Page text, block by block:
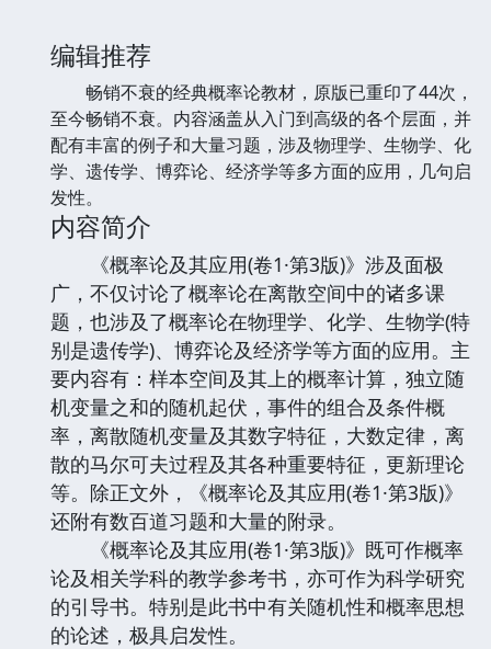
编辑推荐
畅销不衰的经典概率论教材，原版已重印了44次，
至今畅销不衰。内容涵盖从入门到高级的各个层面，并
配有丰富的例子和大量习题，涉及物理学、生物学、化
学、遗传学、博弈论、经济学等多方面的应用，几句启
发性。
内容简介
《概率论及其应用(卷1·第3版)》涉及面极
广，不仅讨论了概率论在离散空间中的诸多课
题，也涉及了概率论在物理学、化学、生物学(特
别是遗传学)、博弈论及经济学等方面的应用。主
要内容有：样本空间及其上的概率计算，独立随
机变量之和的随机起伏，事件的组合及条件概
率，离散随机变量及其数字特征，大数定律，离
散的马尔可夫过程及其各种重要特征，更新理论
等。除正文外，《概率论及其应用(卷1·第3版)》
还附有数百道习题和大量的附录。
《概率论及其应用(卷1·第3版)》既可作概率
论及相关学科的教学参考书，亦可作为科学研究
的引导书。特别是此书中有关随机性和概率思想
的论述，极具启发性。